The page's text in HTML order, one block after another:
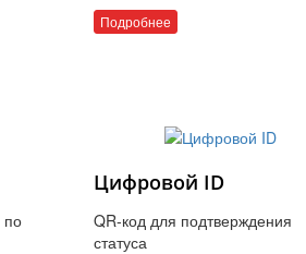
Подробнее
по
Цифровой ID
QR-код для подтверждения
статуса